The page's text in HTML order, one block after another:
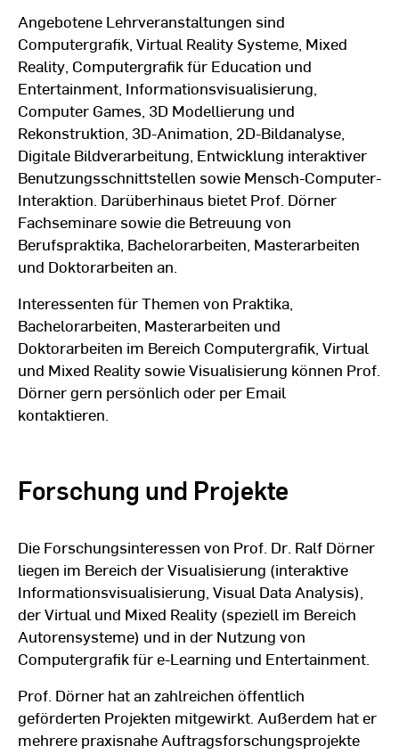
2004
Software Engineering" an der
Hochschule Harz
2002
Post-Doc Stipendium des DAAD:
Forschungsaufenthalt bei Prof.
Colin Ware am Information
Visualization Lab der University of
New Hampshire, USA
2000 -
2001
Promotionsstudent an der
Johann-Wolfgang Goethe
Universität in Frankfurt am Main.
Juli 2001 Promotion zum Doktor
der Naturwissenschaften im Fach
Informatik mit Auszeichnung.
2003
Wechsel zum Fraunhofer
Main. Zuletzt stellvertretender
Leiter des Anwendungszentrums
Reality"
1996 -
1999
Wissenschaftlicher Mitarbeiter in
der Abteilung "Animation und
Bildkommunikation" am
Fraunhofer Institut für Graphische
Datenverarbeitung (IGD) in
Darmstadt
Angebotene Lehrveranstaltungen sind
Computergrafik, Virtual Reality Systeme, Mixed
Reality, Computergrafik für Education und
Entertainment, Informationsvisualisierung,
Computer Games, 3D Modellierung und
Rekonstruktion, 3D-Animation, 2D-Bildanalyse,
Digitale Bildverarbeitung, Entwicklung interaktiver
Benutzungsschnittstellen sowie Mensch-Computer-
Interaktion. Darüberhinaus bietet Prof. Dörner
Fachseminare sowie die Betreuung von
Berufspraktika, Bachelorarbeiten, Masterarbeiten
und Doktorarbeiten an.
Interessenten für Themen von Praktika,
Bachelorarbeiten, Masterarbeiten und
Doktorarbeiten im Bereich Computergrafik, Virtual
und Mixed Reality sowie Visualisierung können Prof.
Dörner gern persönlich oder per Email
kontaktieren.
Forschung und Projekte
Die Forschungsinteressen von Prof. Dr. Ralf Dörner
liegen im Bereich der Visualisierung (interaktive
Informationsvisualisierung, Visual Data Analysis),
der Virtual und Mixed Reality (speziell im Bereich
Autorensysteme) und in der Nutzung von
Computergrafik für e-Learning und Entertainment.
Prof. Dörner hat an zahlreichen öffentlich
geförderten Projekten mitgewirkt. Außerdem hat er
mehrere praxisnahe Auftragsforschungsprojekte